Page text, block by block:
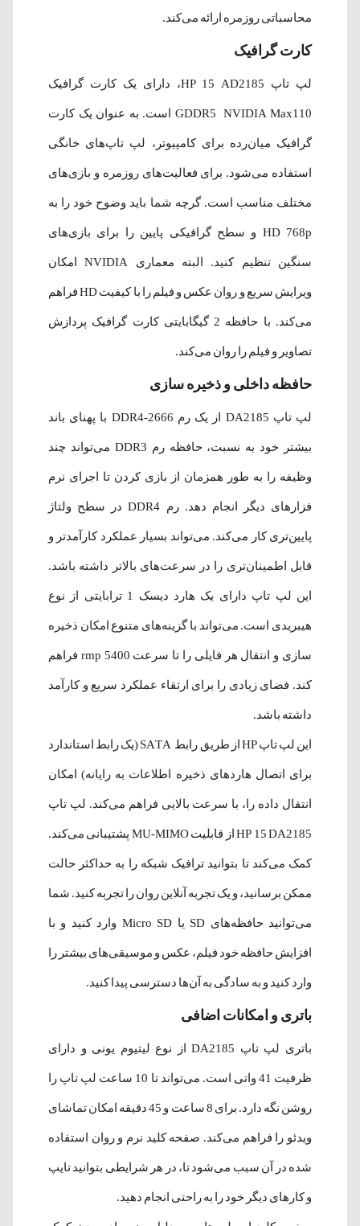
محاسباتی روزمره ارائه می‌کند.
کارت گرافیک
لپ تاپ HP 15 AD2185، دارای یک کارت گرافیک
GDDR5 NVIDIA Max110 است. به عنوان یک کارت
گرافیک میان‌رده برای کامپیوتر، لپ تاپ‌های خانگی
استفاده می‌شود. برای فعالیت‌های روزمره و بازی‌های
مختلف مناسب است. گرچه شما باید وضوح خود را به
HD 768p و سطح گرافیکی پایین را برای بازی‌های
سنگین تنظیم کنید. البته معماری NVIDIA امکان
ویرایش سریع و روان عکس و فیلم را با کیفیت HD فراهم
می‌کند. با حافظه 2 گیگابایتی کارت گرافیک پردازش
تصاویر و فیلم را روان می‌کند.
حافظه داخلی و ذخیره سازی
لپ تاپ DA2185 از یک رم DDR4-2666 با پهنای باند
بیشتر خود به نسبت، حافظه رم DDR3 می‌تواند چند
وظیفه را به طور همزمان از بازی کردن تا اجرای نرم
فزارهای دیگر انجام دهد. رم DDR4 در سطح ولتاژ
پایین‌تری کار می‌کند. می‌تواند بسیار عملکرد کارآمدتر و
قابل اطمینان‌تری را در سرعت‌های بالاتر داشته باشد.
این لپ تاپ دارای یک هارد دیسک 1 ترابایتی از نوع
هیبریدی است. می‌تواند با گزینه‌های متنوع امکان ذخیره
سازی و انتقال هر فایلی را تا سرعت 5400 rmp فراهم
کند. فضای زیادی را برای ارتقاء عملکرد سریع و کارآمد
داشته باشد.
این لپ تاپ HP از طریق رابط SATA (یک رابط استاندارد
برای اتصال هاردهای ذخیره اطلاعات به رایانه) امکان
انتقال داده را، با سرعت بالایی فراهم می‌کند. لپ تاپ
HP 15 DA2185 از قابلیت MU-MIMO پشتیبانی می‌کند.
کمک می‌کند تا بتوانید ترافیک شبکه را به حداکثر حالت
ممکن برسانید، و یک تجربه آنلاین روان را تجربه کنید. شما
می‌توانید حافظه‌های SD یا Micro SD وارد کنید و با
افزایش حافظه خود فیلم، عکس و موسیقی‌های بیشتر را
وارد کنید و به سادگی به آن‌ها دسترسی پیدا کنید.
باتری و امکانات اضافی
باتری لپ تاپ DA2185 از نوع لیتیوم یونی و دارای
ظرفیت 41 واتی است. می‌تواند تا 10 ساعت لپ تاپ را
روشن نگه دارد. برای 8 ساعت و 45 دقیقه امکان تماشای
ویدئو را فراهم می‌کند. صفحه کلید نرم و روان استفاده
شده در آن سبب می‌شود تا، در هر شرایطی بتوانید تایپ
و کارهای دیگر خود را به راحتی انجام دهید.